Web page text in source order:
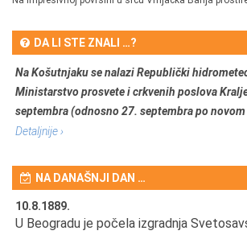
DA LI STE ZNALI …?
Na Košutnjaku se nalazi Republički
Ministarstvo prosvete i crkvenih poslova
septembra (odnosno 27. septembra po
Detaljnije ›
NA DANAŠNJI DAN …
10.8.1889.
U Beogradu je počela izgradnja